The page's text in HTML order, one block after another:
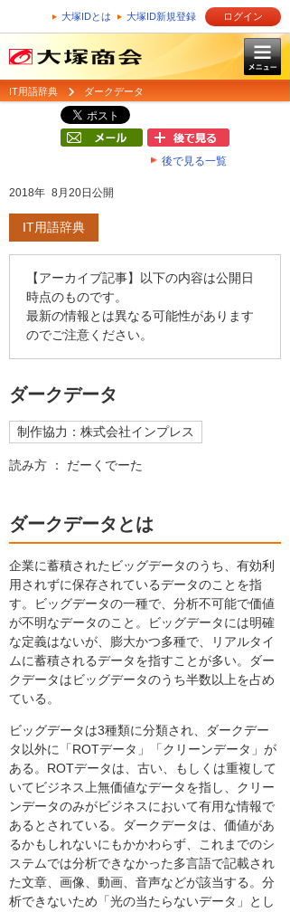
大塚IDとは 大塚ID新規登録 ログイン
IT用語辞典 ダークデータ
後で見る一覧
2018年 8月20日公開
IT用語辞典
【アーカイブ記事】以下の内容は公開日
時点のものです。
最新の情報とは異なる可能性があります
のでご注意ください。
ダークデータ
制作協力：株式会社インプレス
読み方 ： だーくでーた
ダークデータとは
企業に蓄積されたビッグデータのうち、有効利
用されずに保存されているデータのことを指
す。ビッグデータの一種で、分析不可能で価値
が不明なデータのこと。ビッグデータには明確
な定義はないが、膨大かつ多種で、リアルタイ
ムに蓄積されるデータを指すことが多い。ダー
クデータはビッグデータのうち半数以上を占め
ている。
ビッグデータは3種類に分類され、ダークデー
タ以外に「ROTデータ」「クリーンデータ」が
ある。ROTデータは、古い、もしくは重複して
いてビジネス上無価値なデータを指し、クリー
ンデータのみがビジネスにおいて有用な情報で
あるとされている。ダークデータは、価値があ
るかもしれないにもかかわらず、これまでのシ
ステムでは分析できなかった多言語で記載され
た文章、画像、動画、音声などが該当する。分
析できないため「光の当たらないデータ」とし